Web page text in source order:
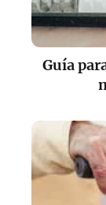
Guía